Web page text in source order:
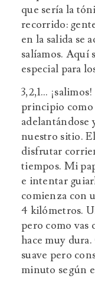
que sería la
recorrido:
en la salida se
salíamos. Aquí
especial para
3,2,1…
principio como
nuestro sitio.
disfrutar
tiempos. Mi
e intentar
comienza con
4 kilómetros.
pero como vas
hace muy
suave pero
minuto según